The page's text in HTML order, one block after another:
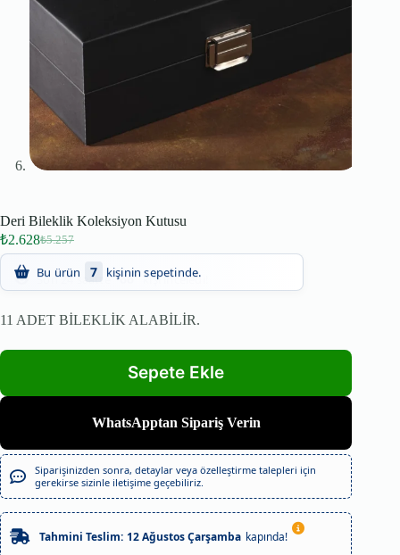
Deri Bileklik Koleksiyon Kutusu
₺5.257
₺2.628
Son 24 saatte 66 kişi inceledi!
11 ADET BİLEKLİK ALABİLİR.
WhatsApptan Sipariş Verin
Siparişinizden sonra, detaylar veya özelleştirme talepleri için
gerekirse sizinle iletişime geçebiliriz.
Tahmini Teslim: 12 Ağustos Çarşamba kapında!